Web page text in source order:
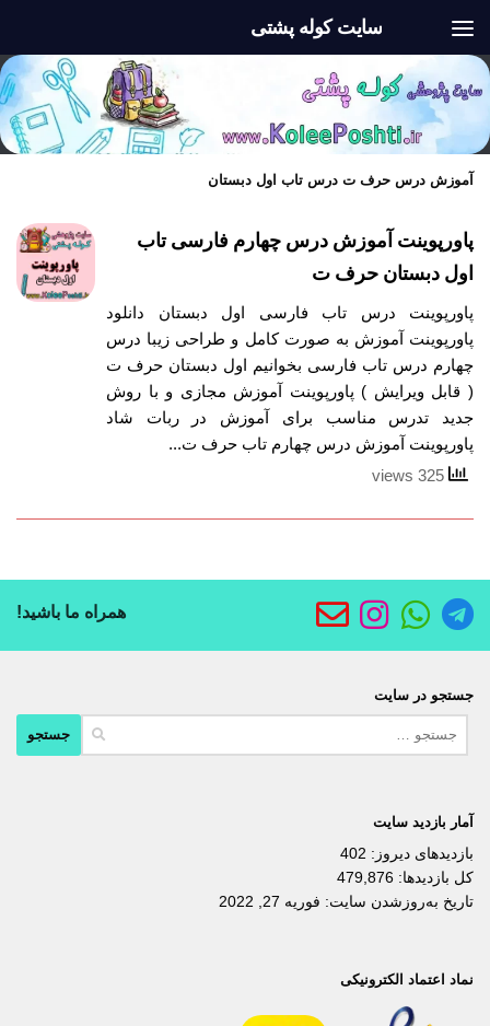
سایت کوله پشتی
آموزش درس حرف ت درس تاب اول دبستان
پاورپوینت آموزش درس چهارم فارسی تاب
اول دبستان حرف ت
پاورپوینت درس تاب فارسی اول دبستان دانلود
پاورپوینت آموزش به صورت کامل و طراحی زیبا درس
چهارم درس تاب فارسی بخوانیم اول دبستان حرف ت
( قابل ویرایش ) پاورپوینت آموزش مجازی و با روش
جدید تدرس مناسب برای آموزش در ربات شاد
پاورپوینت آموزش درس چهارم تاب حرف ت...
همراه ما باشید!
جستجو در سایت
آمار بازدید سایت
بازدیدهای دیروز: 402
کل بازدیدها: 479,876
تاریخ به‌روزشدن سایت: فوریه 27, 2022
نماد اعتماد الکترونیکی